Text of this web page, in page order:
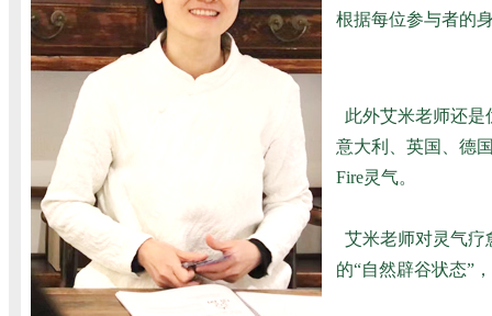
根据每位参与者的
此外艾米老师还是
意大利、英国、德
Fire灵气。
艾米老师对灵气疗
的“自然辟谷状态”